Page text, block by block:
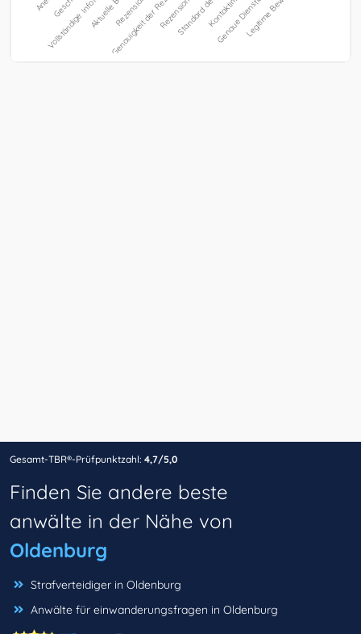
Gesamt-TBR®-Prüfpunktzahl: 4,7/5,0
Finden Sie andere beste
anwälte in der Nähe von
Oldenburg
Strafverteidiger in Oldenburg
Anwälte für einwanderungsfragen in Oldenburg